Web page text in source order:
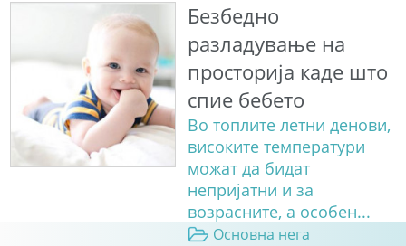
Безбедно
разладување на
просторија каде што
спие бебето
Во топлите летни денови,
високите температури
можат да бидат
непријатни и за
возрасните, а особен...
Основна нега